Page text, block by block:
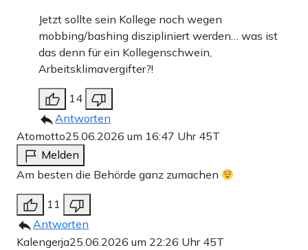
Jetzt sollte sein Kollege noch wegen
mobbing/bashing diszipliniert werden… was ist
das denn für ein Kollegenschwein,
Arbeitsklimavergifter?!
14
Antworten
Atomotto25.06.2026 um 16:47 Uhr 45T
Melden
Am besten die Behörde ganz zumachen
11
Antworten
Kalengerja25.06.2026 um 22:26 Uhr 45T